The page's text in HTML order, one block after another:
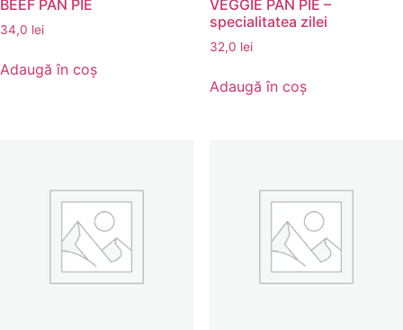
BEEF PAN PIE
34,0 lei
Adaugă în coș
VEGGIE PAN PIE –
specialitatea zilei
32,0 lei
Adaugă în coș